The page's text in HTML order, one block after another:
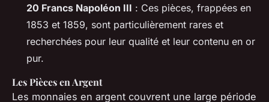
20 Francs Napoléon III : Ces pièces, frappées en
1853 et 1859, sont particulièrement rares et
recherchées pour leur qualité et leur contenu en or
pur.
Les Pièces en Argent
Les monnaies en argent couvrent une large période